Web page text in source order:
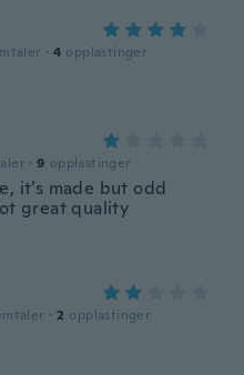
· 4 opplastinger
· 9 opplastinger
it’s made but odd
great quality
· 2 opplastinger